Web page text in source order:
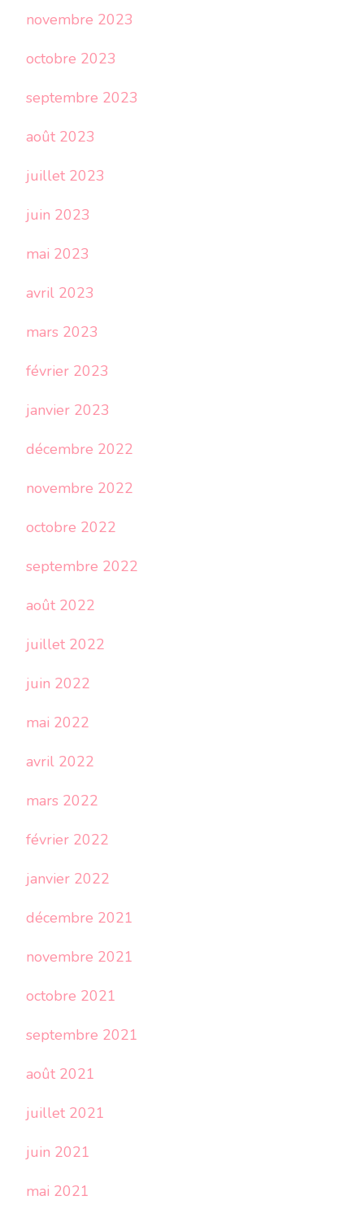
novembre 2023
octobre 2023
septembre 2023
août 2023
juillet 2023
juin 2023
mai 2023
avril 2023
mars 2023
février 2023
janvier 2023
décembre 2022
novembre 2022
octobre 2022
septembre 2022
août 2022
juillet 2022
juin 2022
mai 2022
avril 2022
mars 2022
février 2022
janvier 2022
décembre 2021
novembre 2021
octobre 2021
septembre 2021
août 2021
juillet 2021
juin 2021
mai 2021